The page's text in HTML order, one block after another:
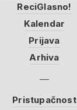
ReciGlasno!
Kalendar
Prijava
Arhiva
Pristupačnost